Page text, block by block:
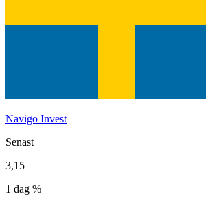
Navigo Invest
Senast
3,15
1 dag %